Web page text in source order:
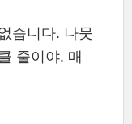
습니다. 나뭇
줄이야. 매